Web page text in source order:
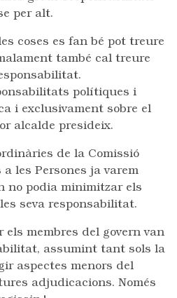
per alt.
coses es fan bé pot treure
també cal treure
polítiques i
i exclusivament sobre el
alcalde presideix.
de la Comissió
les Persones ja varem
no podia minimitzar els
seva responsabilitat.
els membres del govern van
assumint tant sols la
aspectes menors del
adjudicacions. Només